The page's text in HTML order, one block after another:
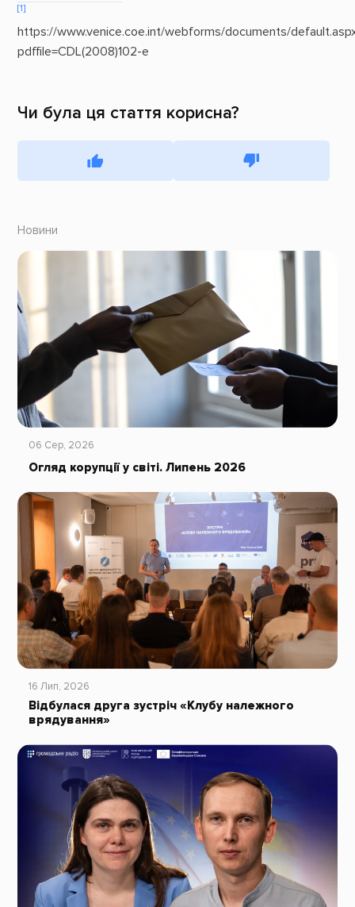
[1]
https://www.venice.coe.int/webforms/documents/
pdffile=CDL(2008)102-e
Чи була ця стаття корисна?
Новини
06 Сер, 2026
Огляд корупції у світі. Липень 2026
16 Лип, 2026
Відбулася друга зустріч «Клубу належного
врядування»